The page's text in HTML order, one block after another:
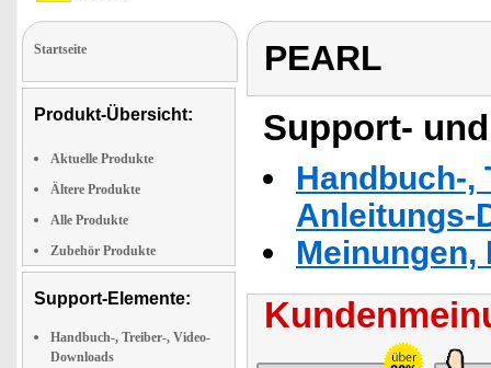
Startseite
Produkt-Übersicht:
Aktuelle Produkte
Ältere Produkte
Alle Produkte
Zubehör Produkte
Support-Elemente:
Handbuch-, Treiber-, Video-
Downloads
PEARL
Support-
Handbuch-,
Anleitungs-